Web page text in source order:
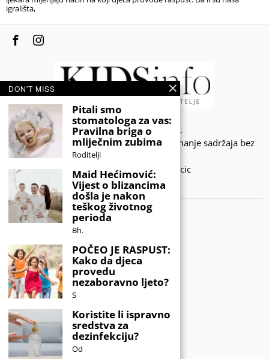
igrališta,
© 2020 - KIDSINFO.BA.
Sva prava zadržana. Zabranjeno preuzimanje sadržaja bez
dozvole izdavača.
Developed by Amar SIjercic
IZAŠAO JE NOVI MAGAZIN!
DON'T MISS
Pitali smo
stomatologa za vas:
Pravilna briga o
mliječnim zubima
Roditelji
Maid Hećimović:
Vijest o blizancima
došla je nakon
teškog životnog
perioda
Bh.
POČEO JE RASPUST:
Kako da djeca
provedu
nezaboravno ljeto?
S
Koristite li ispravno
sredstva za
dezinfekciju?
Od